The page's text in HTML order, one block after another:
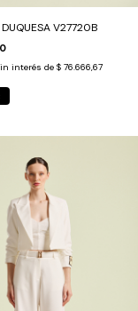
V27720B
interés de $ 76.666,67